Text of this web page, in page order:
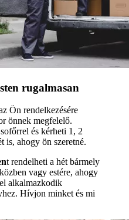
rugalmasan
Ön rendelkezésére
önnek megfelelő.
és kérheti 1, 2
is, ahogy ön szeretné.
t rendelheti a hét bármely
vagy estére, ahogy
alkalmazkodik
Hívjon minket és mi